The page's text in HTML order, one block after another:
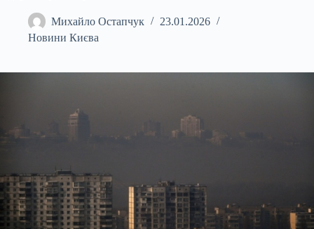
Михайло Остапчук
23.01.2026
Новини Києва